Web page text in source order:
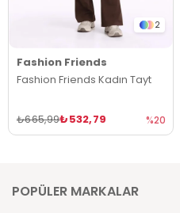
2
Fashion Friends
Fashion Friends Kadın Tayt
₺532,79
₺665,99 %20
POPÜLER MARKALAR